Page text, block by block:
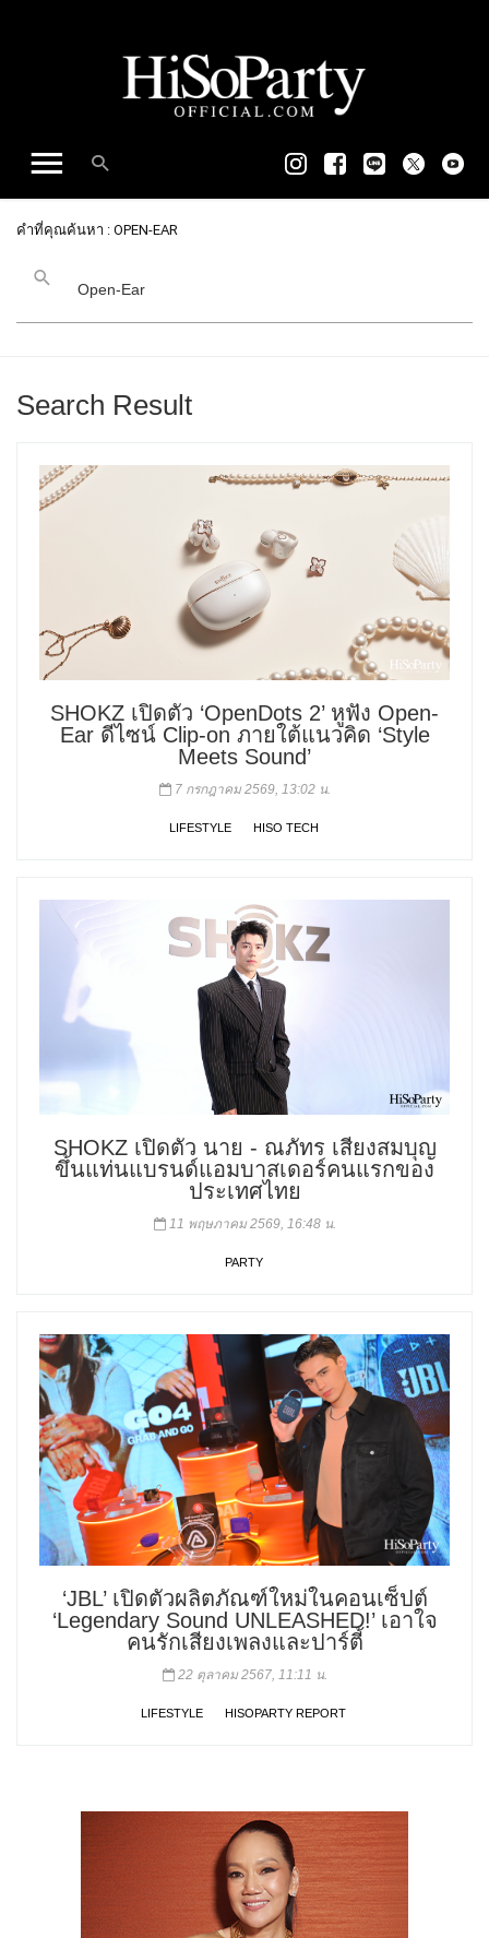
คำที่คุณค้นหา : OPEN-EAR
Search Result
SHOKZ เปิดตัว ‘OpenDots 2’ หูฟัง Open-
Ear ดีไซน์ Clip-on ภายใต้แนวคิด ‘Style
Meets Sound’
7 กรกฎาคม 2569, 13:02 น.
LIFESTYLE HISO TECH
SHOKZ เปิดตัว นาย - ณภัทร เสียงสมบุญ
ขึ้นแท่นแบรนด์แอมบาสเดอร์คนแรกของ
ประเทศไทย
11 พฤษภาคม 2569, 16:48 น.
PARTY
‘JBL’ เปิดตัวผลิตภัณฑ์ใหม่ในคอนเซ็ปต์
‘Legendary Sound UNLEASHED!’ เอาใจ
คนรักเสียงเพลงและปาร์ตี้
22 ตุลาคม 2567, 11:11 น.
LIFESTYLE HISOPARTY REPORT